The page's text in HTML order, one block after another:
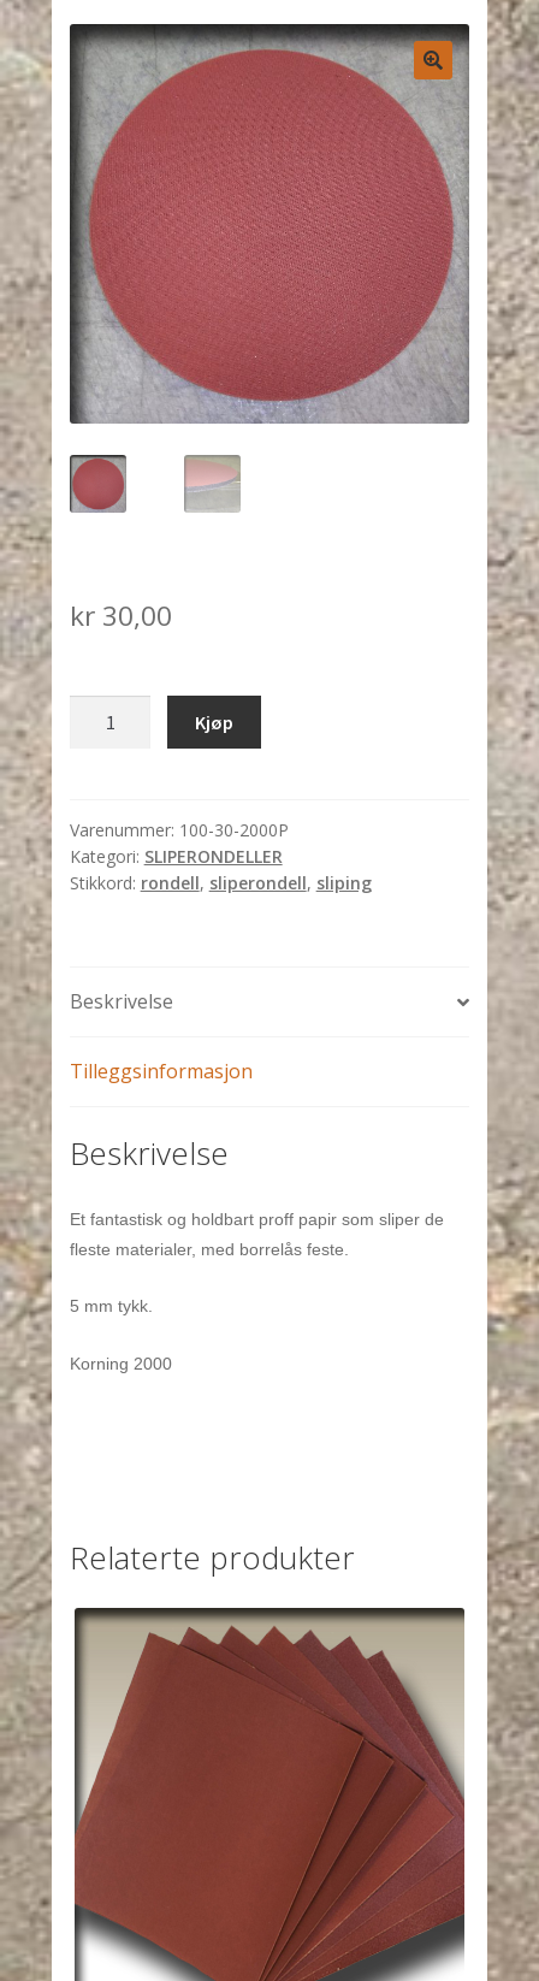
kr30,00
Ø150mm
antall
Kjøp
Varenummer: 100-30-2000P
Kategori: SLIPERONDELLER
Stikkord: rondell, sliperondell, sliping
Beskrivelse
Tilleggsinformasjon
Beskrivelse
Et fantastisk og holdbart proff papir som sliper de
fleste materialer, med borrelås feste.
5 mm tykk.
Korning 2000
Relaterte produkter